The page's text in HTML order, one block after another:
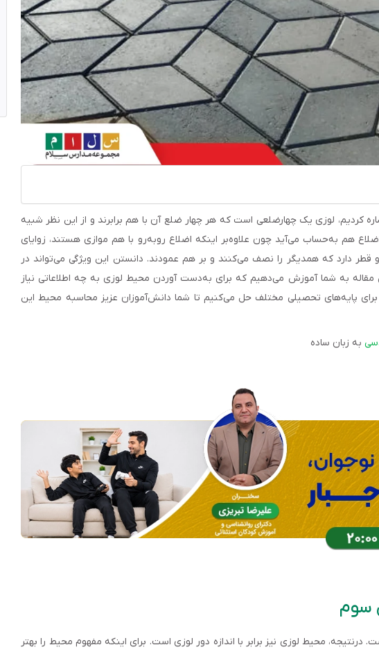
کردیم، لوزی یک چهارضلعی است که هر چهار ضلع آن با هم برابرند و از این نظر شبیه
هم به‌حساب می‌آید چون علاوه‌بر اینکه اضلاع روبه‌رو با هم موازی هستند، زوایای
دارد که همدیگر را نصف می‌کنند و بر هم عمودند. دانستن این ویژگی می‌تواند در
به شما آموزش می‌دهیم که برای به‌دست آوردن محیط لوزی به چه اطلاعاتی نیاز
برای پایه‌های تحصیلی مختلف حل می‌کنیم تا شما دانش‌آموزان عزیز محاسبه محیط این
به زبان ساده
سوم
درنتیجه، محیط لوزی نیز برابر با اندازه دور لوزی است. برای اینکه مفهوم محیط را بهتر